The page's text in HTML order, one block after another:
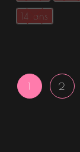
14 ans
1 2